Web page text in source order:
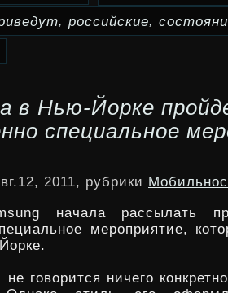
, российские,
в Нью-Йорке
специальное
2011, рубрики
начала рассылать
мероприятие,
говорится ничего